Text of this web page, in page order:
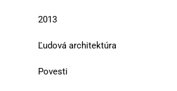
2013
Ľudová architektúra
Povesti